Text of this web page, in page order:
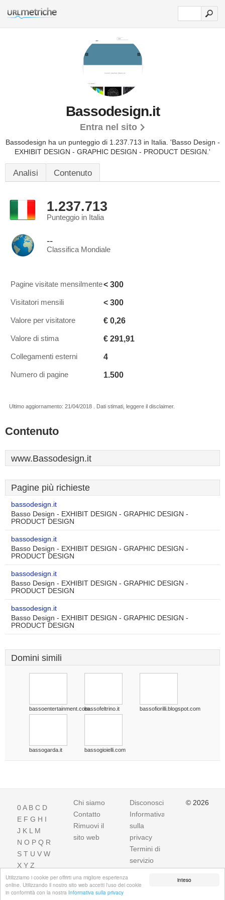
inteso
Utilizziamo i cookie per offrirti una migliore esperienza
online. Utilizzando il nostro sito web accetti l'uso dei cookie
in conformità con la nostra Informativa sulla privacy
Bassodesign.it
Entra nel sito
Bassodesign ha un punteggio di 1.237.713 in Italia. 'Basso Design -
EXHIBIT DESIGN - GRAPHIC DESIGN - PRODUCT DESIGN.'
Analisi Contenuto
1.237.713
Punteggio in Italia
--
Classifica Mondiale
Pagine visitate mensilmente< 300
Visitatori mensili < 300
Valore per visitatore € 0,26
Valore di stima € 291,91
Collegamenti esterni 4
Numero di pagine 1.500
Ultimo aggiornamento: 21/04/2018 . Dati stimati, leggere il disclaimer.
Contenuto
www.Bassodesign.it
Pagine più richieste
bassodesign.it
Basso Design - EXHIBIT DESIGN - GRAPHIC DESIGN -
PRODUCT DESIGN
bassodesign.it
Basso Design - EXHIBIT DESIGN - GRAPHIC DESIGN -
PRODUCT DESIGN
bassodesign.it
Basso Design - EXHIBIT DESIGN - GRAPHIC DESIGN -
PRODUCT DESIGN
bassodesign.it
Basso Design - EXHIBIT DESIGN - GRAPHIC DESIGN -
PRODUCT DESIGN
Domini simili
bassoentertainment.combassofeltrino.it bassofiorilli.blogspot.com
bassogarda.it bassogioielli.com
0A B C D
E F G H I
J K L M
N O P Q R
S T U V W
X Y Z
Chi siamo
Contatto
Rimuovi il
sito web
Disconoscimento
Informativa
sulla
privacy
Termini di
servizio
© 2026